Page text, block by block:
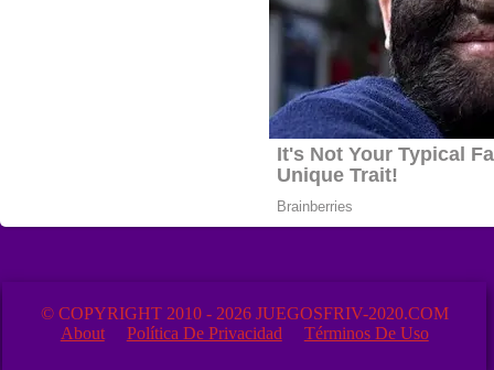
© COPYRIGHT 2010 - 2026 JUEGOSFRIV-2020.COM
About
Política De Privacidad Términos De Uso